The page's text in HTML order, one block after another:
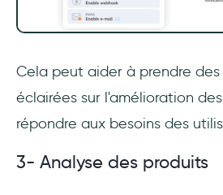
Cela peut aider à prendre des
éclairées sur l'amélioration
répondre aux besoins des
3- Analyse des produits